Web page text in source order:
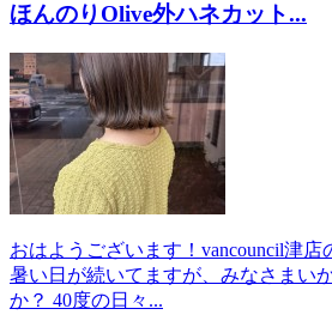
ほんのりOlive外ハネカット...
おはようございます！vancouncil津店
暑い日が続いてますが、みなさまい
か？ 40度の日々...